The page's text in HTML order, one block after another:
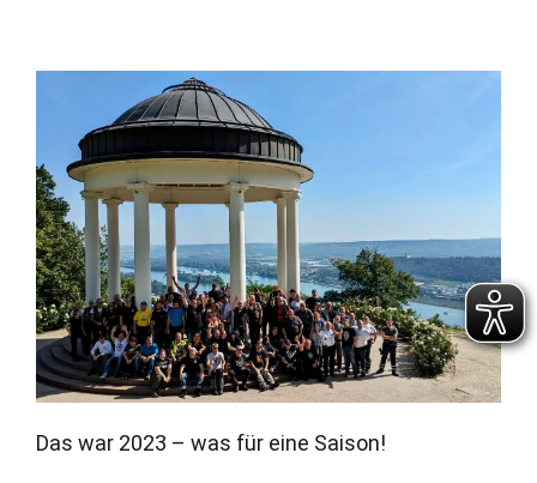
Das war 2023 – was für eine Saison!